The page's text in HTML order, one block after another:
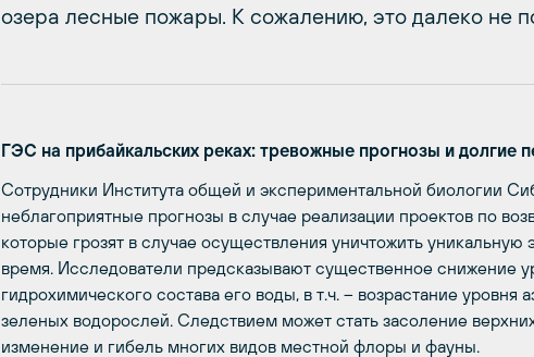
озера лесные пожары. К сожалению, это далеко не
ГЭС на прибайкальских реках: тревожные прогнозы и долгие
Сотрудники Института общей и экспериментальной биологии
неблагоприятные прогнозы в случае реализации проектов по
которые грозят в случае осуществления уничтожить
время. Исследователи предсказывают существенное снижение
гидрохимического состава его воды, в т.ч. – возрастание уровня
зеленых водорослей. Следствием может стать засоление
изменение и гибель многих видов местной флоры и фауны.